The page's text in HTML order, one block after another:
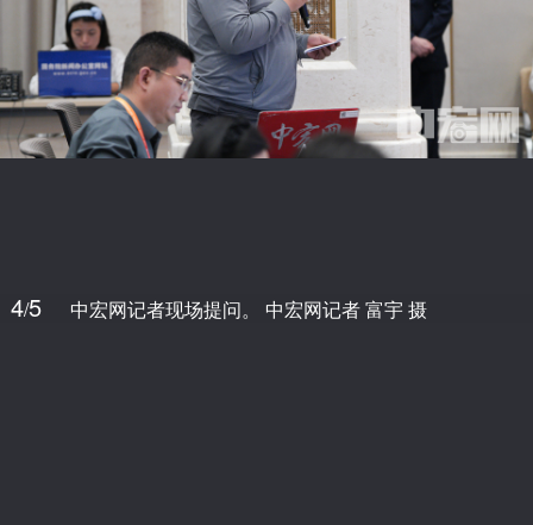
4/5 中宏网记者现场提问。 中宏网记者 富宇 摄